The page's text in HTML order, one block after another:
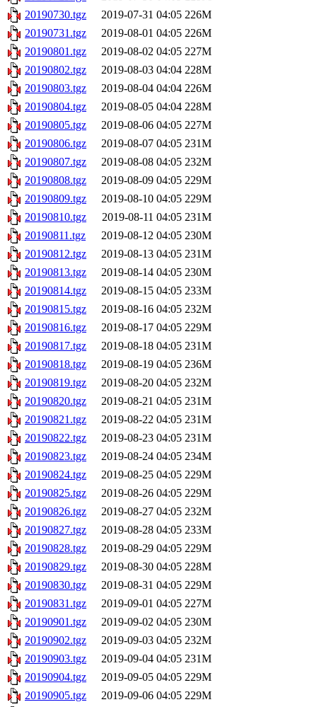
20190730.tgz
2019-07-31 04:05 226M
20190731.tgz
2019-08-01 04:05 226M
20190801.tgz
2019-08-02 04:05 227M
20190802.tgz
2019-08-03 04:04 228M
20190803.tgz
2019-08-04 04:04 226M
20190804.tgz
2019-08-05 04:04 228M
20190805.tgz
2019-08-06 04:05 227M
20190806.tgz
2019-08-07 04:05 231M
20190807.tgz
2019-08-08 04:05 232M
20190808.tgz
2019-08-09 04:05 229M
20190809.tgz
2019-08-10 04:05 229M
20190810.tgz
2019-08-11 04:05 231M
20190811.tgz
2019-08-12 04:05 230M
20190812.tgz
2019-08-13 04:05 231M
20190813.tgz
2019-08-14 04:05 230M
20190814.tgz
2019-08-15 04:05 233M
20190815.tgz
2019-08-16 04:05 232M
20190816.tgz
2019-08-17 04:05 229M
20190817.tgz
2019-08-18 04:05 231M
20190818.tgz
2019-08-19 04:05 236M
20190819.tgz
2019-08-20 04:05 232M
20190820.tgz
2019-08-21 04:05 231M
20190821.tgz
2019-08-22 04:05 231M
20190822.tgz
2019-08-23 04:05 231M
20190823.tgz
2019-08-24 04:05 234M
20190824.tgz
2019-08-25 04:05 229M
20190825.tgz
2019-08-26 04:05 229M
20190826.tgz
2019-08-27 04:05 232M
20190827.tgz
2019-08-28 04:05 233M
20190828.tgz
2019-08-29 04:05 229M
20190829.tgz
2019-08-30 04:05 228M
20190830.tgz
2019-08-31 04:05 229M
20190831.tgz
2019-09-01 04:05 227M
20190901.tgz
2019-09-02 04:05 230M
20190902.tgz
2019-09-03 04:05 232M
20190903.tgz
2019-09-04 04:05 231M
20190904.tgz
2019-09-05 04:05 229M
20190905.tgz
2019-09-06 04:05 229M